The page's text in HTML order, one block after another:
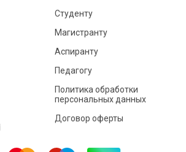
Студенту
Магистранту
Аспиранту
Педагогу
Политика обработки
персональных данных
Договор оферты